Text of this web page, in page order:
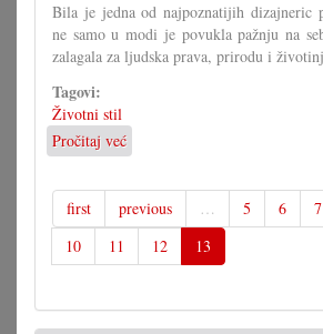
Bila je jedna od najpoznatijih dizajneric
ne samo u modi je povukla pažnju na
zalagala za ljudska prava, prirodu i
Tagovi:
Životni stil
Pročitaj već
Umrla
Vivienne
Westwood
first previous … 5 6 7
10
11 12 13